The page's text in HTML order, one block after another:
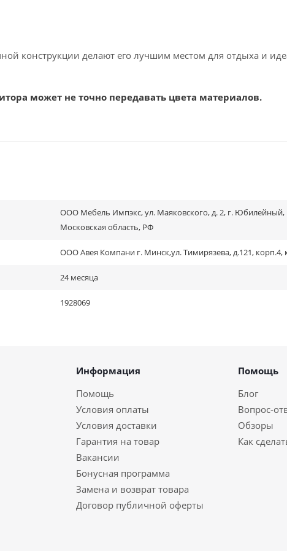
конструкции делают его лучшим местом для отдыха и
может не точно передавать цвета материалов.
ООО Мебель Импэкс, ул. Маяковского, д. 2, г. Юбилейный,
Московская область, РФ
ООО Авея Компани г. Минск,ул. Тимирязева, д.121, корп.4,
24 месяца
1928069
Информация
Помощь
Условия оплаты
Условия доставки
Гарантия на товар
Вакансии
Бонусная программа
Замена и возврат товара
Договор публичной оферты
Помощь
Блог
Вопрос-
Обзоры
Как